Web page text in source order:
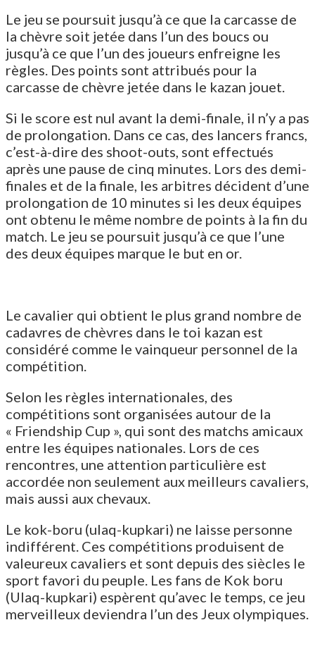
Le jeu se poursuit jusqu’à ce que la carcasse de
la chèvre soit jetée dans l’un des boucs ou
jusqu’à ce que l’un des joueurs enfreigne les
règles. Des points sont attribués pour la
carcasse de chèvre jetée dans le kazan jouet.
Si le score est nul avant la demi-finale, il n’y a pas
de prolongation. Dans ce cas, des lancers francs,
c’est-à-dire des shoot-outs, sont effectués
après une pause de cinq minutes. Lors des demi-
finales et de la finale, les arbitres décident d’une
prolongation de 10 minutes si les deux équipes
ont obtenu le même nombre de points à la fin du
match. Le jeu se poursuit jusqu’à ce que l’une
des deux équipes marque le but en or.
Le cavalier qui obtient le plus grand nombre de
cadavres de chèvres dans le toi kazan est
considéré comme le vainqueur personnel de la
compétition.
Selon les règles internationales, des
compétitions sont organisées autour de la
« Friendship Cup », qui sont des matchs amicaux
entre les équipes nationales. Lors de ces
rencontres, une attention particulière est
accordée non seulement aux meilleurs cavaliers,
mais aussi aux chevaux.
Le kok-boru (ulaq-kupkari) ne laisse personne
indifférent. Ces compétitions produisent de
valeureux cavaliers et sont depuis des siècles le
sport favori du peuple. Les fans de Kok boru
(Ulaq-kupkari) espèrent qu’avec le temps, ce jeu
merveilleux deviendra l’un des Jeux olympiques.